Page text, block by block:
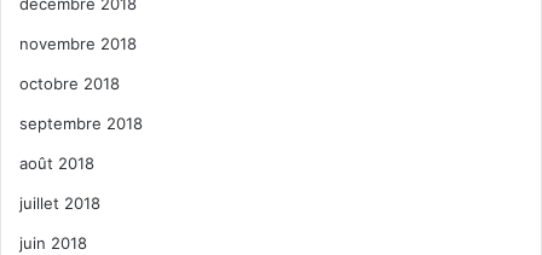
décembre 2018
novembre 2018
octobre 2018
septembre 2018
août 2018
juillet 2018
juin 2018